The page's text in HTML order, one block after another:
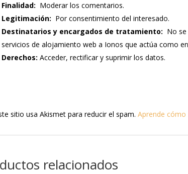
Finalidad: Moderar los comentarios.
Legitimación: Por consentimiento del interesado.
Destinatarios y encargados de tratamiento: No
servicios de alojamiento web a Ionos que actúa como
Derechos: Acceder, rectificar y suprimir los datos.
sitio usa Akismet para reducir el spam.Aprende
relacionados